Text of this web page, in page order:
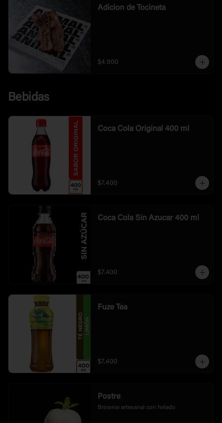
Adicion de Tocineta
$4.900
Bebidas
Coca Cola Original 400 ml
$7.400
Coca Cola Sin Azucar 400 ml
$7.400
Fuze Tea
$7.400
Postre
Brownie artesanal con helado